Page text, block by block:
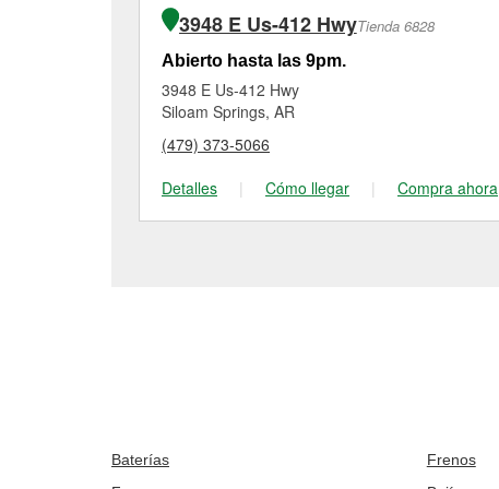
3948 E Us-412 HwyTienda 6828
Abierto hasta las 9pm.
3948 E Us-412 Hwy
Siloam Springs, AR
(479) 373-5066
Detalles
| Cómo llegar | Compra ahora
Baterías Frenos